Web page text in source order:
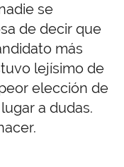
se
de decir que
más
lejísimo de
elección de
a dudas.